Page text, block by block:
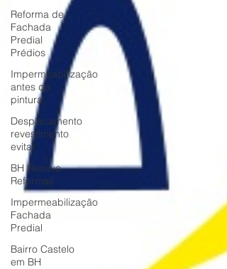
Reforma de
Fachada
Predial
Prédios
Impermeabilização
antes da
pintura,
Desplacamento
revestimento
evitar
BH Renovo
Reformas
Impermeabilização
Fachada
Predial
Bairro Castelo
em BH